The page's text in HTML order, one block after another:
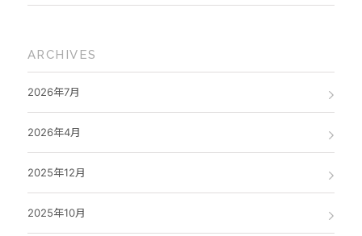
ARCHIVES
2026年7月
2026年4月
2025年12月
2025年10月